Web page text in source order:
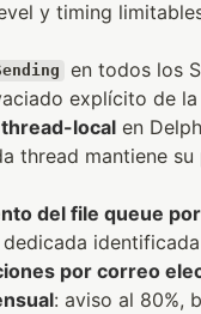
y timing
en todos los
explícito de
local en
thread mantiene
del file queue
por correo
: aviso al 80%,